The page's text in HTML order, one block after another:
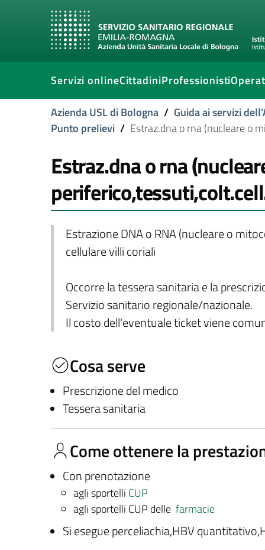
Servizi onlineCittadiniProfessionisti
Azienda USL di Bologna / Guida ai servizi
Punto prelievi / Estraz.dna o rna (nucleare o
Estraz.dna o rna
Estrazione DNA o RNA (nucleare o
cellulare villi coriali
Occorre la tessera sanitaria e la
Servizio sanitario regionale/nazionale.
Il costo dell'eventuale ticket viene
Cosa serve
Prescrizione del medico
Tessera sanitaria
Come ottenere la
Con prenotazione
agli sportelli CUP
agli sportelli CUP delle farmacie
Si esegue perceliachia,HBV